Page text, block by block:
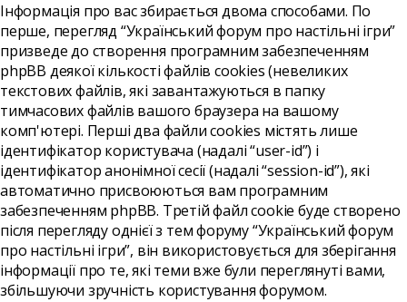
Інформація про вас збирається двома способами. По
перше, перегляд “Український форум про настільні ігри”
призведе до створення програмним забезпеченням
phpBB деякої кількості файлів cookies (невеликих
текстових файлів, які завантажуються в папку
тимчасових файлів вашого браузера на вашому
комп'ютері. Перші два файли cookies містять лише
ідентифікатор користувача (надалі “user-id”) і
ідентифікатор анонімної сесії (надалі “session-id”), які
автоматично присвоюються вам програмним
забезпеченням phpBB. Третій файл cookie буде створено
після перегляду однієї з тем форуму “Український форум
про настільні ігри”, він використовується для зберігання
інформації про те, які теми вже були переглянуті вами,
збільшуючи зручність користування форумом.